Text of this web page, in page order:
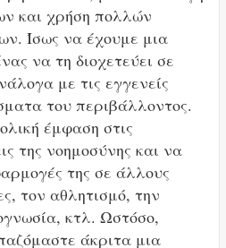
και χρήση πολλών
Ίσως να έχουμε μια
να τη διοχετεύει σε
με τις εγγενείς
του περιβάλλοντος.
έμφαση στις
της νοημοσύνης και να
της σε άλλους
τον αθλητισμό, την
κτλ. Ωστόσο,
άκριτα μια